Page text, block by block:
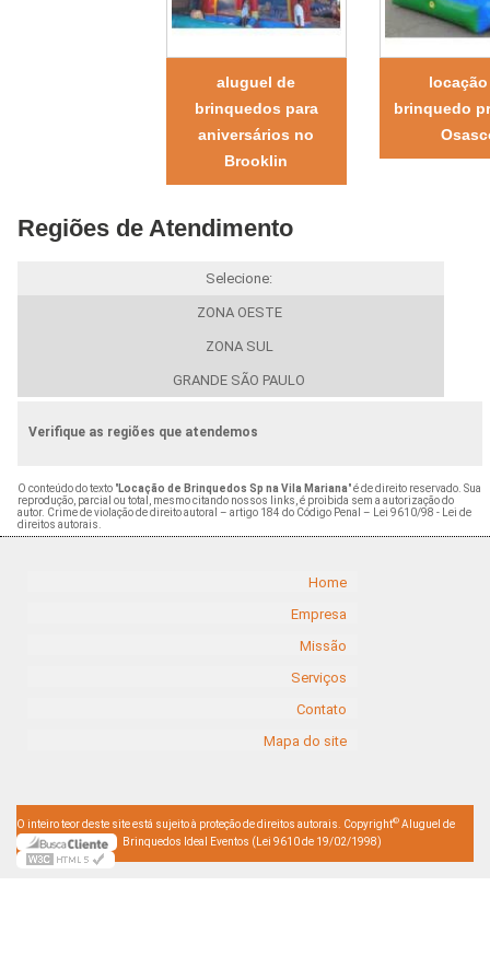
aluguel de
brinquedos para
aniversários no
Brooklin
brinquedo
Regiões de Atendimento
Selecione:
ZONA OESTE
ZONA SUL
GRANDE SÃO PAULO
Verifique as regiões que atendemos
O conteúdo do texto "Locação de Brinquedos Sp na Vila Mariana" é de direito reservado. Sua
reprodução, parcial ou total, mesmo citando nossos links, é proibida sem a autorização do
autor. Crime de violação de direito autoral – artigo 184 do Código Penal –
Lei 9610/98 - Lei de
direitos autorais
Home
Empresa
Missão
Serviços
Contato
Mapa do site
O inteiro teor deste site está sujeito à proteção de direitos autorais. Copyright© Aluguel de
Brinquedos Ideal Eventos (Lei 9610 de 19/02/1998)